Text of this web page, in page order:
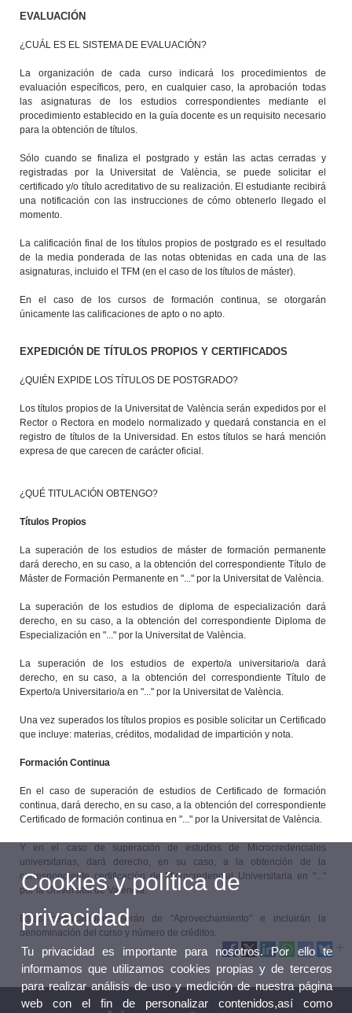
EVALUACIÓN
¿CUÁL ES EL SISTEMA DE EVALUACIÓN?
La organización de cada curso indicará los procedimientos de
evaluación específicos, pero, en cualquier caso, la aprobación todas
las asignaturas de los estudios correspondientes mediante el
procedimiento establecido en la guía docente es un requisito necesario
para la obtención de títulos.
Sólo cuando se finaliza el postgrado y están las actas cerradas y
registradas por la Universitat de València, se puede solicitar el
certificado y/o título acreditativo de su realización. El estudiante recibirá
una notificación con las instrucciones de cómo obtenerlo llegado el
momento.
La calificación final de los títulos propios de postgrado es el resultado
de la media ponderada de las notas obtenidas en cada una de las
asignaturas, incluido el TFM (en el caso de los títulos de máster).
En el caso de los cursos de formación continua, se otorgarán
únicamente las calificaciones de apto o no apto.
EXPEDICIÓN DE TÍTULOS PROPIOS Y CERTIFICADOS
¿QUIÉN EXPIDE LOS TÍTULOS DE POSTGRADO?
Los títulos propios de la Universitat de València serán expedidos por el
Rector o Rectora en modelo normalizado y quedará constancia en el
registro de títulos de la Universidad. En estos títulos se hará mención
expresa de que carecen de carácter oficial.
¿QUÉ TITULACIÓN OBTENGO?
Títulos Propios
La superación de los estudios de máster de formación permanente
dará derecho, en su caso, a la obtención del correspondiente Título de
Máster de Formación Permanente en "..." por la Universitat de València.
La superación de los estudios de diploma de especialización dará
derecho, en su caso, a la obtención del correspondiente Diploma de
Especialización en "..." por la Universitat de València.
La superación de los estudios de experto/a universitario/a dará
derecho, en su caso, a la obtención del correspondiente Título de
Experto/a Universitario/a en "..." por la Universitat de València.
Una vez superados los títulos propios es posible solicitar un Certificado
que incluye: materias, créditos, modalidad de impartición y nota.
Formación Continua
En el caso de superación de estudios de Certificado de formación
continua, dará derecho, en su caso, a la obtención del correspondiente
Certificado de formación continua en "..." por la Universitat de València.
Y en el caso de superación de estudios de Microcredenciales
universitarias, dará derecho, en su caso, a la obtención de la
correspondiente certificación de Microcredencial Universitaria en "..."
por la Universitat de València.
Estas certificaciones serán de "Aprovechamiento" e incluirán la
denominación del curso y número de créditos.
Cookies y política de
privacidad
Tu privacidad es importante para nosotros. Por ello te
informamos que utilizamos cookies propias y de terceros
para realizar análisis de uso y medición de nuestra página
web con el fin de personalizar contenidos,así como